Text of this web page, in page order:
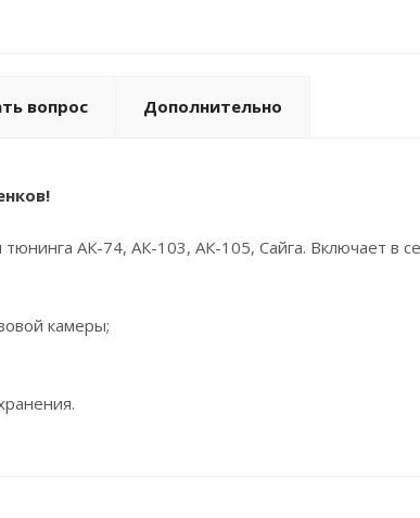
вопрос Дополнительно
АК-74, АК-103, АК-105, Сайга. Включает в
камеры;